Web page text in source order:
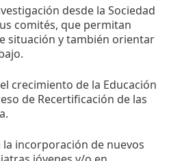
desde la Sociedad
comités, que permitan
situación y también orientar
crecimiento de la Educación
de Recertificación de las
incorporación de nuevos